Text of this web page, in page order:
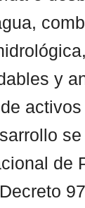
y
de